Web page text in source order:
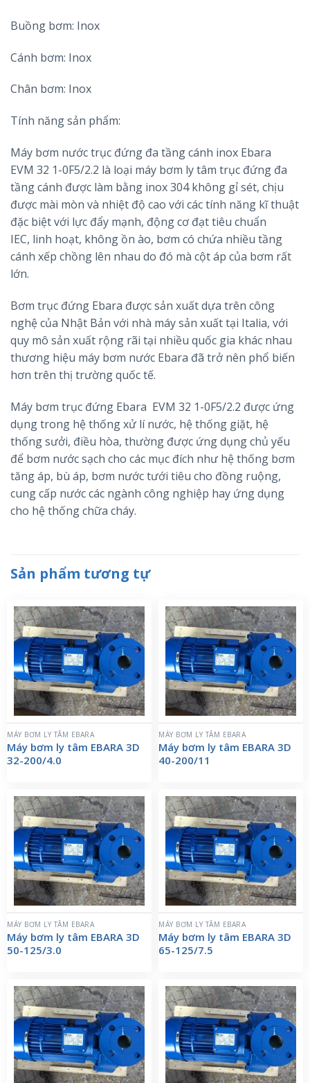
Buồng bơm: Inox
Cánh bơm: Inox
Chân bơm: Inox
Tính năng sản phẩm:
Máy bơm nước trục đứng đa tầng cánh inox Ebara
EVM 32 1-0F5/2.2 là loại máy bơm ly tâm trục đứng đa
tầng cánh được làm bằng inox 304 không gỉ sét, chịu
được mài mòn và nhiệt độ cao với các tính năng kĩ thuật
đặc biệt với lực đẩy mạnh, động cơ đạt tiêu chuẩn
IEC, linh hoạt, không ồn ào, bơm có chứa nhiều tầng
cánh xếp chồng lên nhau do đó mà cột áp của bơm rất
lớn.
Bơm trục đứng Ebara được sản xuất dựa trên công
nghệ của Nhật Bản với nhà máy sản xuất tại Italia, với
quy mô sản xuất rộng rãi tại nhiều quốc gia khác nhau
thương hiệu máy bơm nước Ebara đã trở nên phổ biến
hơn trên thị trường quốc tế.
Máy bơm trục đứng Ebara EVM 32 1-0F5/2.2 được ứng
dụng trong hệ thống xử lí nước, hệ thống giặt, hệ
thống sưởi, điều hòa, thường được ứng dụng chủ yếu
để bơm nước sạch cho các mục đích như hệ thống bơm
tăng áp, bù áp, bơm nước tưới tiêu cho đồng ruộng,
cung cấp nước các ngành công nghiệp hay ứng dụng
cho hệ thống chữa cháy.
Sản phẩm tương tự
MÁY BƠM LY TÂM EBARA
Máy bơm ly tâm EBARA 3D
32-200/4.0
MÁY BƠM LY TÂM EBARA
Máy bơm ly tâm EBARA 3D
40-200/11
MÁY BƠM LY TÂM EBARA
Máy bơm ly tâm EBARA 3D
50-125/3.0
MÁY BƠM LY TÂM EBARA
Máy bơm ly tâm EBARA 3D
65-125/7.5